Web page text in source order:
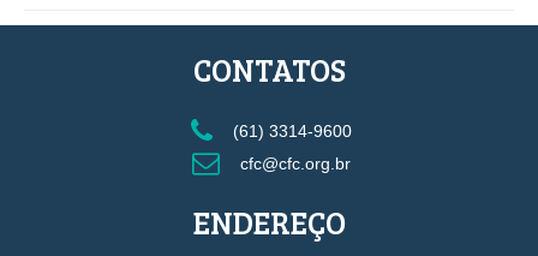
CONTATOS
(61) 3314-9600
cfc@cfc.org.br
ENDEREÇO